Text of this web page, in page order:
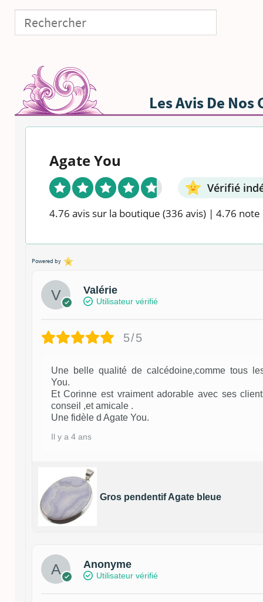
Les Avis De Nos
Agate You
Vérifié
4.76 avis sur la boutique (336 avis)| 4.76
Powered by
Valérie
Utilisateur vérifié
5/5
Une belle qualité de calcédoine,comme tous
You.
Et Corinne est vraiment adorable avec ses
conseil ,et amicale .
Une fidèle d Agate You.
Il y a 4 ans
Gros pendentif Agate bleue
Anonyme
Utilisateur vérifié